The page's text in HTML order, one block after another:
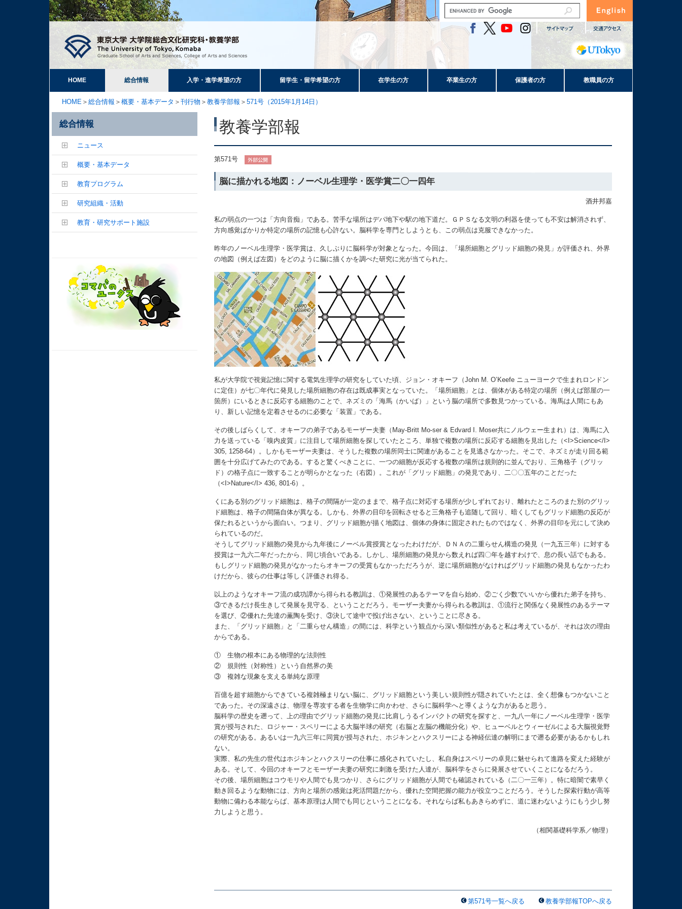
HOME 総合情報 入学・進学希望の方 留学生・留学希望の方 在学生の方 卒業生の方 保護者の方 教職員の方
HOME ＞ 総合情報 ＞ 概要・基本データ ＞ 刊行物 ＞ 教養学部報 ＞ 571号（2015年1月14日）
教養学部報
第571号
脳に描かれる地図：ノーベル生理学・医学賞二〇一四年
酒井邦嘉
私の弱点の一つは「方向音痴」である。苦手な場所はデパ地下や駅の地下道だ。ＧＰＳなる文明の利器を使っても不安は解消されず、
方向感覚ばかりか特定の場所の記憶も心許ない。脳科学を専門としようとも、この弱点は克服できなかった。
昨年のノーベル生理学・医学賞は、久しぶりに脳科学が対象となった。今回は、「場所細胞とグリッド細胞の発見」が評価され、外界
の地図（例えば左図）をどのように脳に描くかを調べた研究に光が当てられた。
私が大学院で視覚記憶に関する電気生理学の研究をしていた頃、ジョン・オキーフ（John M. O’Keefe ニューヨークで生まれロンドン
に定住）が七〇年代に発見した場所細胞の存在は既成事実となっていた。「場所細胞」とは、個体がある特定の場所（例えば部屋の一
箇所）にいるときに反応する細胞のことで、ネズミの「海馬（かいば）」という脳の場所で多数見つかっている。海馬は人間にもあ
り、新しい記憶を定着させるのに必要な「装置」である。
その後しばらくして、オキーフの弟子であるモーザー夫妻（May-Britt Mo-ser & Edvard I. Moser共にノルウェー生まれ）は、海馬に入
力を送っている「嗅内皮質」に注目して場所細胞を探していたところ、単独で複数の場所に反応する細胞を見出した（<I>Science</I>
305, 1258-64）。しかもモーザー夫妻は、そうした複数の場所同士に関連があることを見逃さなかった。そこで、ネズミが走り回る範
囲を十分広げてみたのである。すると驚くべきことに、一つの細胞が反応する複数の場所は規則的に並んでおり、三角格子（グリッ
ド）の格子点に一致することが明らかとなった（右図）。これが「グリッド細胞」の発見であり、二〇〇五年のことだった
（<I>Nature</I> 436, 801-6）。
くにある別のグリッド細胞は、格子の間隔が一定のままで、格子点に対応する場所が少しずれており、離れたところのまた別のグリッ
ド細胞は、格子の間隔自体が異なる。しかも、外界の目印を回転させると三角格子も追随して回り、暗くしてもグリッド細胞の反応が
保たれるというから面白い。つまり、グリッド細胞が描く地図は、個体の身体に固定されたものではなく、外界の目印を元にして決め
られているのだ。
そうしてグリッド細胞の発見から九年後にノーベル賞授賞となったわけだが、ＤＮＡの二重らせん構造の発見（一九五三年）に対する
授賞は一九六二年だったから、同じ頃合いである。しかし、場所細胞の発見から数えれば四〇年を越すわけで、息の長い話でもある。
もしグリッド細胞の発見がなかったらオキーフの受賞もなかっただろうが、逆に場所細胞がなければグリッド細胞の発見もなかったわ
けだから、彼らの仕事は等しく評価され得る。
以上のようなオキーフ流の成功譚から得られる教訓は、①発展性のあるテーマを自ら始め、②ごく少数でいいから優れた弟子を持ち、
③できるだけ長生きして発展を見守る、ということだろう。モーザー夫妻から得られる教訓は、①流行と関係なく発展性のあるテーマ
を選び、②優れた先達の薫陶を受け、③決して途中で投げ出さない、ということに尽きる。
また、「グリッド細胞」と「二重らせん構造」の間には、科学という観点から深い類似性があると私は考えているが、それは次の理由
からである。
① 生物の根本にある物理的な法則性
② 規則性（対称性）という自然界の美
③ 複雑な現象を支える単純な原理
百億を超す細胞からできている複雑極まりない脳に、グリッド細胞という美しい規則性が隠されていたとは、全く想像もつかないこと
であった。その深遠さは、物理を専攻する者を生物学に向かわせ、さらに脳科学へと導くような力があると思う。
脳科学の歴史を遡って、上の理由でグリッド細胞の発見に比肩しうるインパクトの研究を探すと、一九八一年にノーベル生理学・医学
賞が授与された、ロジャー・スペリーによる大脳半球の研究（右脳と左脳の機能分化）や、ヒューベルとウィーゼルによる大脳視覚野
の研究がある。あるいは一九六三年に同賞が授与された、ホジキンとハクスリーによる神経伝達の解明にまで遡る必要があるかもしれ
ない。
実際、私の先生の世代はホジキンとハクスリーの仕事に感化されていたし、私自身はスペリーの卓見に魅せられて進路を変えた経験が
ある。そして、今回のオキーフとモーザー夫妻の研究に刺激を受けた人達が、脳科学をさらに発展させていくことになるだろう。
その後、場所細胞はコウモリや人間でも見つかり、さらにグリッド細胞が人間でも確認されている（二〇一三年）。特に暗闇で素早く
動き回るような動物には、方向と場所の感覚は死活問題だから、優れた空間把握の能力が役立つことだろう。そうした探索行動が高等
動物に備わる本能ならば、基本原理は人間でも同じということになる。それならば私もあきらめずに、道に迷わないようにもう少し努
力しようと思う。
（相関基礎科学系／物理）
第571号一覧へ戻る 教養学部報TOPへ戻る
総合情報
ニュース
概要・基本データ
教育プログラム
研究組織・活動
教育・研究サポート施設